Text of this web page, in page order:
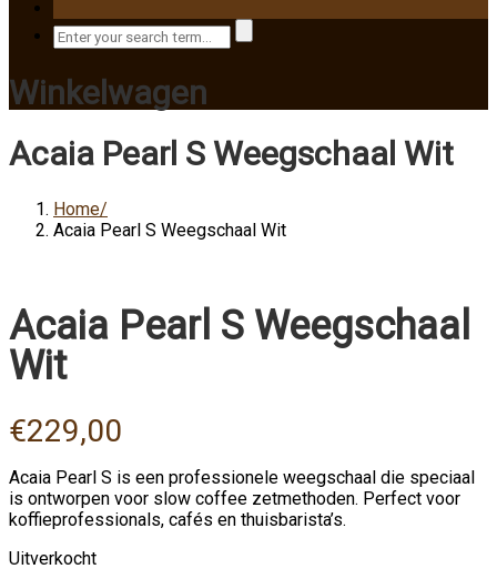
Winkelwagen
Acaia Pearl S Weegschaal Wit
Home
Acaia Pearl S Weegschaal Wit
Acaia Pearl S Weegschaal
Wit
€229,00
Acaia Pearl S is een professionele weegschaal die speciaal
is ontworpen voor slow coffee zetmethoden. Perfect voor
koffieprofessionals, cafés en thuisbarista’s.
Uitverkocht